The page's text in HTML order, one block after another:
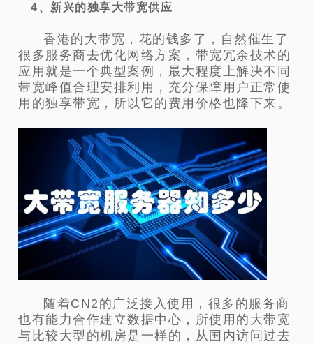
4、新兴的独享大带宽供应
香港的大带宽，花的钱多了，自然催生了
很多服务商去优化网络方案，带宽冗余技术的
应用就是一个典型案例，最大程度上解决不同
带宽峰值合理安排利用，充分保障用户正常使
用的独享带宽，所以它的费用价格也降下来。
随着CN2的广泛接入使用，很多的服务商
也有能力合作建立数据中心，所使用的大带宽
与比较大型的机房是一样的，从国内访问过去